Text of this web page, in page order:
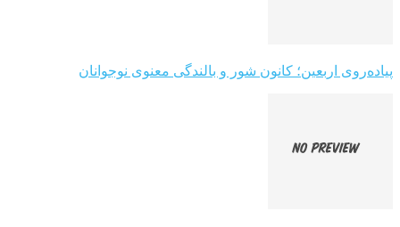
پیاده‌روی اربعین؛ کانون شور و بالندگی معنوی نوجوانان